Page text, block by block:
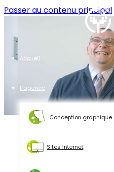
Passer au contenu principal
Accueil
L’agence
Conception graphique
Sites Internet